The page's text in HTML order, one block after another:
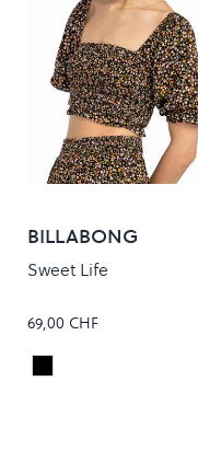
BILLABONG
Sweet Life
69,00 CHF
Colour
Black Sands